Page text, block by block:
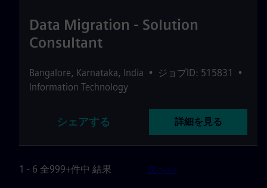
Data Migration - Solution
Consultant
Bangalore, Karnataka, India • ジョブID: 515831
•
Information Technology
シェアする 詳細を見る
1 - 6 全999+件中 結果 次へ>>